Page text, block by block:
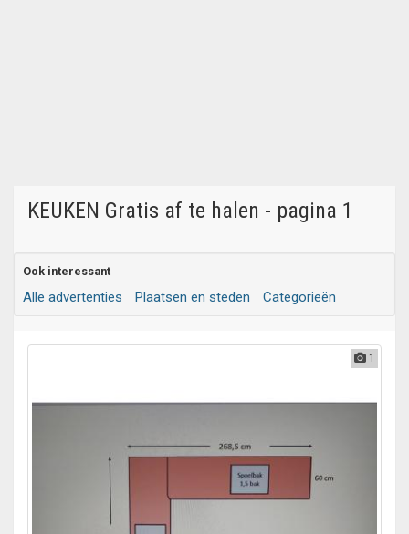
KEUKEN Gratis af te halen - pagina 1
Ook interessant
Alle advertenties Plaatsen en steden Categorieën
1